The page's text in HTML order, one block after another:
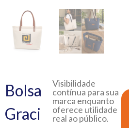
Bolsa
Graci
Visibilidade
contínua para sua
marca enquanto
oferece utilidade
real ao público.